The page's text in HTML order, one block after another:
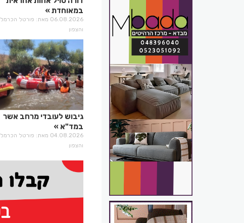
במאוחדת
06.08.2026 מאת: פורטל הכרמל
והצפון
גיבוש לעובדי מרחב אשר
במד"א
04.08.2026 מאת: פורטל הכרמל
והצפון